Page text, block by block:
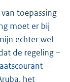
toepassing
moet er bij
echter wel
de regeling –
–
het